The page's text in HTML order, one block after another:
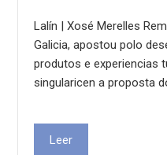
Lalín | Xosé Merelles
Galicia, apostou polo
produtos e experiencias
singularicen a proposta
Leer